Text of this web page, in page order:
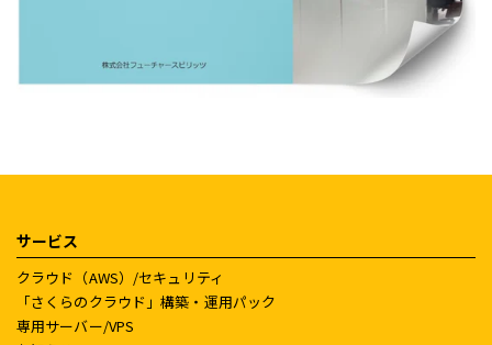
サービス
クラウド（AWS）/セキュリティ
「さくらのクラウド」構築・運用パック
専用サーバー/VPS